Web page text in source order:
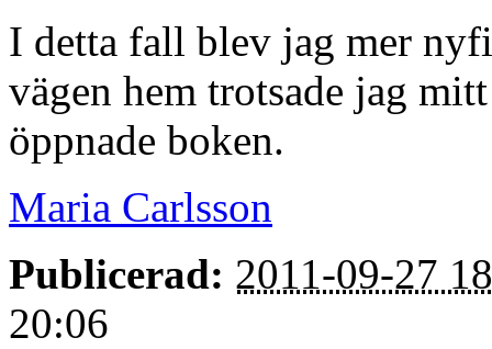
I detta fall blev jag mer
vägen hem trotsade jag
öppnade boken.
Maria Carlsson
Publicerad: 2011-09-27
20:06